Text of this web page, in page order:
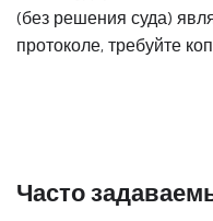
(без решения суда)
протоколе, требуйте
Часто